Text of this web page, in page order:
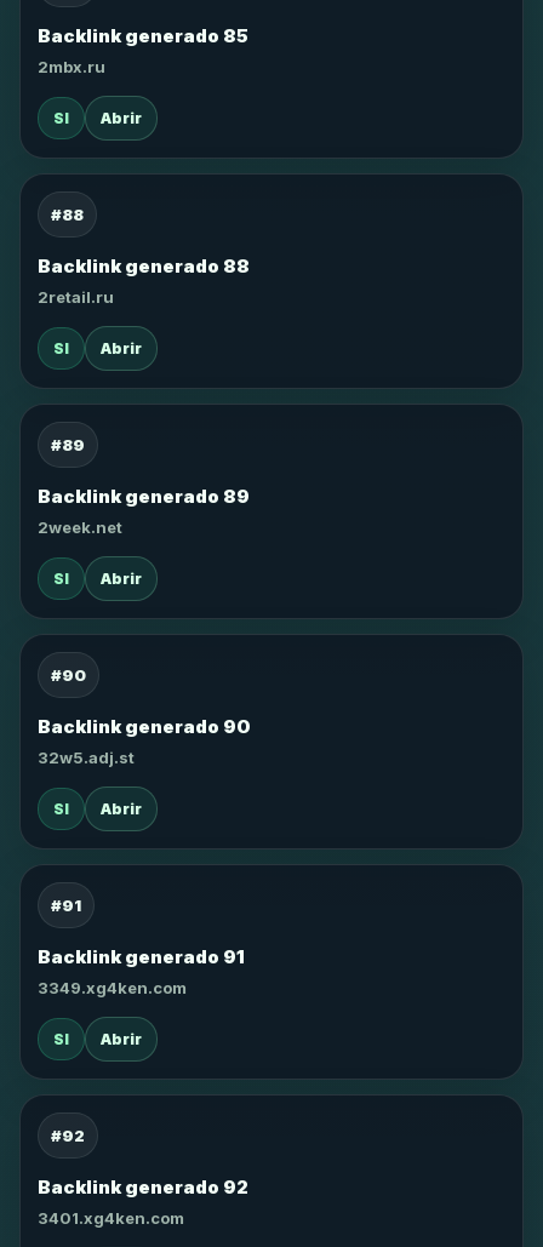
Backlink generado 85
2mbx.ru
SI Abrir
#88
Backlink generado 88
2retail.ru
SI Abrir
#89
Backlink generado 89
2week.net
SI Abrir
#90
Backlink generado 90
32w5.adj.st
SI Abrir
#91
Backlink generado 91
3349.xg4ken.com
SI Abrir
#92
Backlink generado 92
3401.xg4ken.com